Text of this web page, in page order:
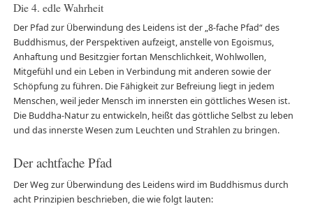
Die 4. edle Wahrheit
Der Pfad zur Überwindung des Leidens ist der „8-fache Pfad“ des
Buddhismus, der Perspektiven aufzeigt, anstelle von Egoismus,
Anhaftung und Besitzgier fortan Menschlichkeit, Wohlwollen,
Mitgefühl und ein Leben in Verbindung mit anderen sowie der
Schöpfung zu führen. Die Fähigkeit zur Befreiung liegt in jedem
Menschen, weil jeder Mensch im innersten ein göttliches Wesen ist.
Die Buddha-Natur zu entwickeln, heißt das göttliche Selbst zu leben
und das innerste Wesen zum Leuchten und Strahlen zu bringen.
Der achtfache Pfad
Der Weg zur Überwindung des Leidens wird im Buddhismus durch
acht Prinzipien beschrieben, die wie folgt lauten: